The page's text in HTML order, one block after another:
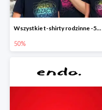
Wszystkie t-shirty rodzinne -50%
50%